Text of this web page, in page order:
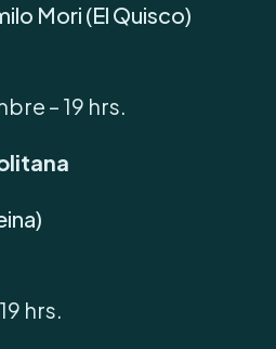
Mori (El Quisco)
– 19 hrs.
hrs.